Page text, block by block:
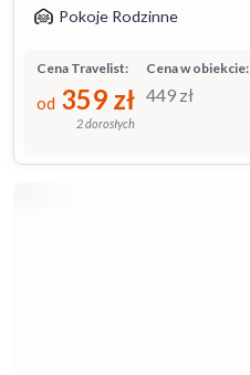
Pokoje Rodzinne
Cena w obiekcie:
449 zł
Cena Travelist:
od 359 zł
2 dorosłych